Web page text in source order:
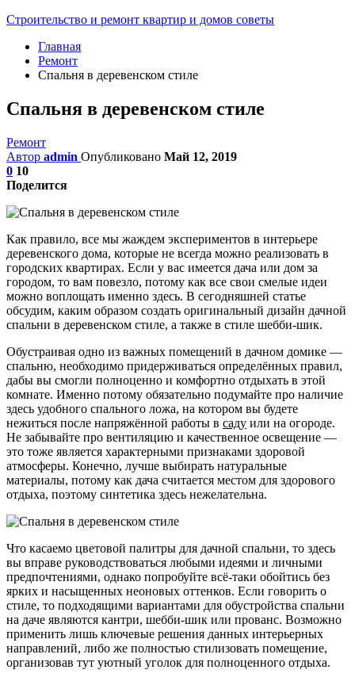
Строительство и ремонт квартир и домов советы
Главная
Ремонт
Спальня в деревенском стиле
Спальня в деревенском стиле
Ремонт
Автор admin Опубликовано Май 12, 2019
0 10
Поделится
Как правило, все мы жаждем экспериментов в интерьере
деревенского дома, которые не всегда можно реализовать в
городских квартирах. Если у вас имеется дача или дом за
городом, то вам повезло, потому как все свои смелые идеи
можно воплощать именно здесь. В сегодняшней статье
обсудим, каким образом создать оригинальный дизайн дачной
спальни в деревенском стиле, а также в стиле шебби-шик.
Обустраивая одно из важных помещений в дачном домике —
спальню, необходимо придерживаться определённых правил,
дабы вы смогли полноценно и комфортно отдыхать в этой
комнате. Именно потому обязательно подумайте про наличие
здесь удобного спального ложа, на котором вы будете
нежиться после напряжённой работы в саду или на огороде.
Не забывайте про вентиляцию и качественное освещение —
это тоже является характерными признаками здоровой
атмосферы. Конечно, лучше выбирать натуральные
материалы, потому как дача считается местом для здорового
отдыха, поэтому синтетика здесь нежелательна.
Что касаемо цветовой палитры для дачной спальни, то здесь
вы вправе руководствоваться любыми идеями и личными
предпочтениями, однако попробуйте всё-таки обойтись без
ярких и насыщенных неоновых оттенков. Если говорить о
стиле, то подходящими вариантами для обустройства спальни
на даче являются кантри, шебби-шик или прованс. Возможно
применить лишь ключевые решения данных интерьерных
направлений, либо же полностью стилизовать помещение,
организовав тут уютный уголок для полноценного отдыха.